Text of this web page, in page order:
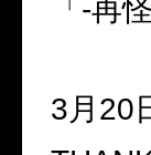
「-再
3月20